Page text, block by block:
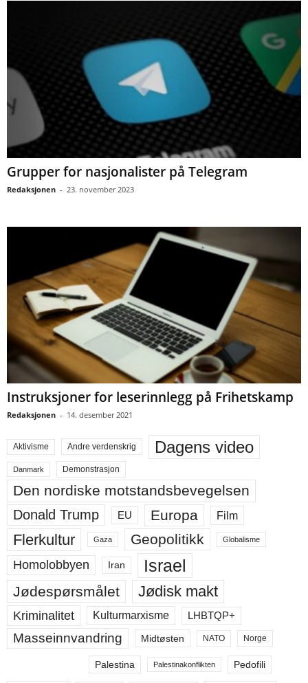
Grupper for nasjonalister på Telegram
Redaksjonen - 23. november 2023
Instruksjoner for leserinnlegg på Frihetskamp
Redaksjonen - 14. desember 2021
Aktivisme Andre verdenskrig Dagens video
Danmark Demonstrasjon
Den nordiske motstandsbevegelsen
Donald Trump EU Europa Film
Flerkultur Gaza Geopolitikk Globalisme
Homolobbyen Iran Israel
Jødespørsmålet Jødisk makt
Kriminalitet Kulturmarxisme LHBTQP+
Masseinnvandring Midtøsten NATO Norge
Palestina Palestinakonflikten Pedofili